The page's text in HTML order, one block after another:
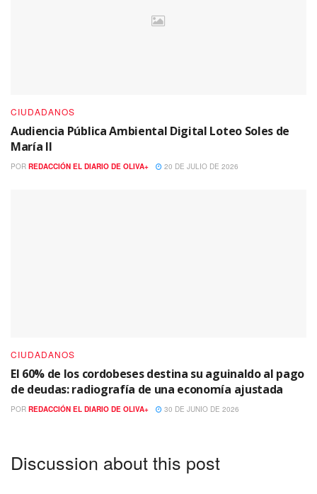
CIUDADANOS
Audiencia Pública Ambiental Digital Loteo Soles de
María II
POR REDACCIÓN EL DIARIO DE OLIVA+ 20 DE JULIO DE 2026
CIUDADANOS
El 60% de los cordobeses destina su aguinaldo al pago
de deudas: radiografía de una economía ajustada
POR REDACCIÓN EL DIARIO DE OLIVA+ 30 DE JUNIO DE 2026
Discussion about this post